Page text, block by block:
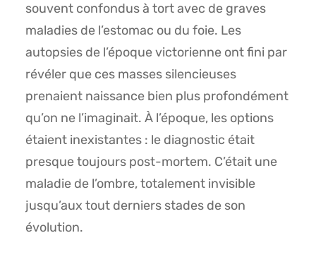
souvent confondus à tort avec de graves
maladies de l’estomac ou du foie. Les
autopsies de l’époque victorienne ont fini par
révéler que ces masses silencieuses
prenaient naissance bien plus profondément
qu’on ne l’imaginait. À l’époque, les options
étaient inexistantes : le diagnostic était
presque toujours post-mortem. C’était une
maladie de l’ombre, totalement invisible
jusqu’aux tout derniers stades de son
évolution.